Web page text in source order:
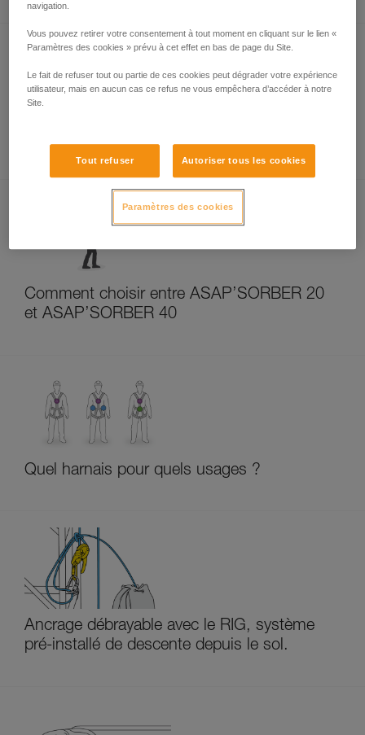
Comment choisir entre ASAP’SORBER 20
et ASAP’SORBER 40
Quel harnais pour quels usages ?
Ancrage débrayable avec le RIG, système
pré-installé de descente depuis le sol.
navigation.
Vous pouvez retirer votre consentement à tout moment en cliquant sur le lien «
Paramètres des cookies » prévu à cet effet en bas de page du Site.
Le fait de refuser tout ou partie de ces cookies peut dégrader votre expérience
utilisateur, mais en aucun cas ce refus ne vous empêchera d’accéder à notre
Site.
Tout refuser Autoriser tous les cookies
Paramètres des cookies